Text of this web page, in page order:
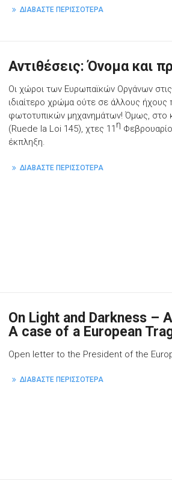
ΔΙΑΒΑΣΤΕ ΠΕΡΙΣΣΟΤΕΡΑ
Αντιθέσεις: Όνομα και
Οι χώροι των Ευρωπαϊκών Οργάνων
ιδιαίτερο χρώμα ούτε σε άλλους
φωτοτυπικών μηχανημάτων! Όμως, στο
(Ruede la Loi 145), χτες 11 η
έκπληξη.
ΔΙΑΒΑΣΤΕ ΠΕΡΙΣΣΟΤΕΡΑ
On Light and Darkness –
A case of a European
Open letter to the President of the
ΔΙΑΒΑΣΤΕ ΠΕΡΙΣΣΟΤΕΡΑ